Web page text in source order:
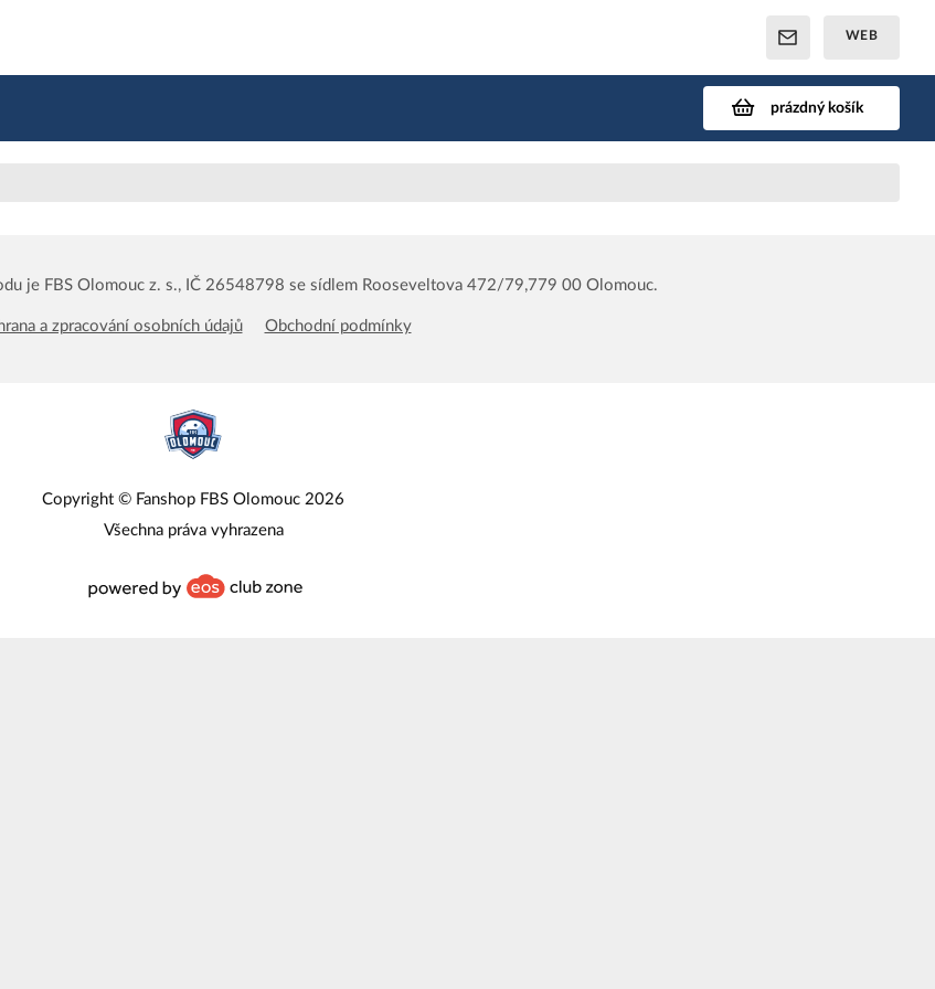
WEB
prázdný košík
je FBS Olomouc z. s., IČ 26548798 se sídlem Rooseveltova 472/79,779 00 Olomouc.
a zpracování osobních údajů Obchodní podmínky
Copyright © Fanshop FBS Olomouc 2026
Všechna práva vyhrazena